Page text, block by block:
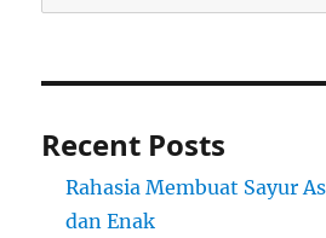
Recent Posts
Rahasia Membuat Sayur
dan Enak